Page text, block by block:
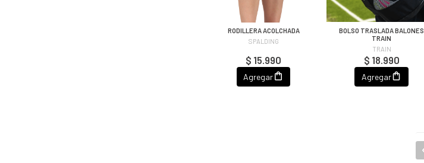
RODILLERA ACOLCHADA
SPALDING
$ 15.990
Agregar
BOLSO TRASLADA BALONES
TRAIN
TRAIN
$ 18.990
Agregar